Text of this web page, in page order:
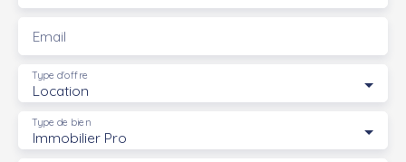
Email
Location
Type d'offre
Immobilier Pro
Type de bien